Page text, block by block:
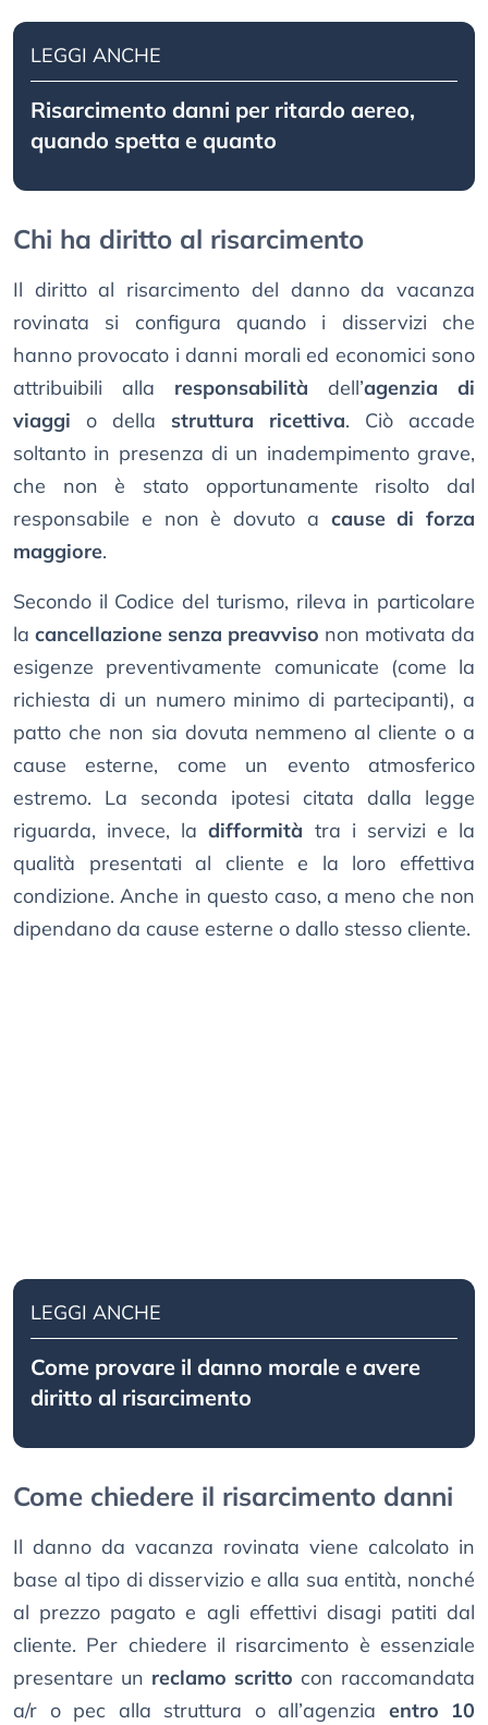
LEGGI ANCHE
Risarcimento danni per ritardo aereo,
quando spetta e quanto
Chi ha diritto al risarcimento
Il diritto al risarcimento del danno da vacanza
rovinata si configura quando i disservizi che
hanno provocato i danni morali ed economici sono
attribuibili alla responsabilità dell’agenzia di
viaggi o della struttura ricettiva. Ciò accade
soltanto in presenza di un inadempimento grave,
che non è stato opportunamente risolto dal
responsabile e non è dovuto a cause di forza
maggiore.
Secondo il Codice del turismo, rileva in particolare
la cancellazione senza preavviso non motivata da
esigenze preventivamente comunicate (come la
richiesta di un numero minimo di partecipanti), a
patto che non sia dovuta nemmeno al cliente o a
cause esterne, come un evento atmosferico
estremo. La seconda ipotesi citata dalla legge
riguarda, invece, ladifformità tra i servizi e la
qualità presentati al cliente e la loro effettiva
condizione. Anche in questo caso, a meno che non
dipendano da cause esterne o dallo stesso cliente.
LEGGI ANCHE
Come provare il danno morale e avere
diritto al risarcimento
Come chiedere il risarcimento danni
Il danno da vacanza rovinata viene calcolato in
base al tipo di disservizio e alla sua entità, nonché
al prezzo pagato e agli effettivi disagi patiti dal
cliente. Per chiedere il risarcimento è essenziale
presentare un reclamo scritto con raccomandata
a/r o pec alla struttura o all’agenzia entro 10